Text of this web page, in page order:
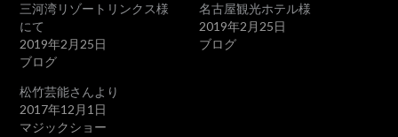
三河湾リゾートリンクス様
にて
2019年2月25日
ブログ
名古屋観光ホテル様
2019年2月25日
ブログ
松竹芸能さんより
2017年12月1日
マジックショー